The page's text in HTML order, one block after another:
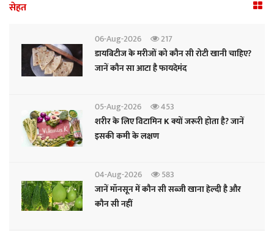
सेहत
06-Aug-2026
217
डायबिटीज के मरीजों को कौन सी रोटी खानी चाहिए?
जानें कौन सा आटा है फायदेमंद
05-Aug-2026
453
शरीर के लिए विटामिन K क्यों जरूरी होता है? जानें
इसकी कमी के लक्षण
04-Aug-2026
583
जानें मॉनसून में कौन सी सब्जी खाना हेल्दी है और
कौन सी नहीं